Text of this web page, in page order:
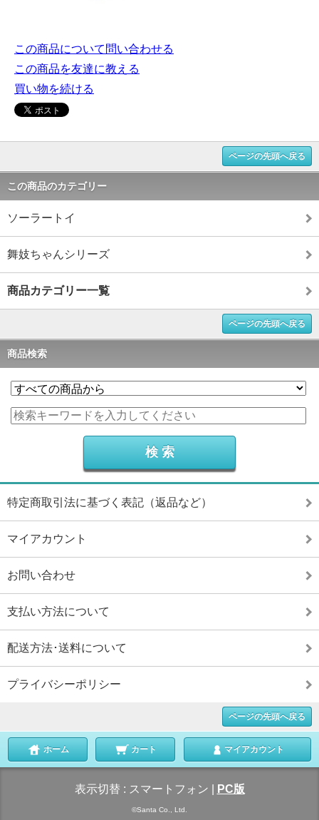
この商品について問い合わせる
この商品を友達に教える
買い物を続ける
ページの先頭へ戻る
この商品のカテゴリー
ソーラートイ
舞妓ちゃんシリーズ
商品カテゴリー一覧
ページの先頭へ戻る
商品検索
特定商取引法に基づく表記（返品など）
マイアカウント
お問い合わせ
支払い方法について
配送方法･送料について
プライバシーポリシー
ページの先頭へ戻る
ホーム カート マイアカウント
表示切替 : スマートフォン PC版
©Santa Co., Ltd.